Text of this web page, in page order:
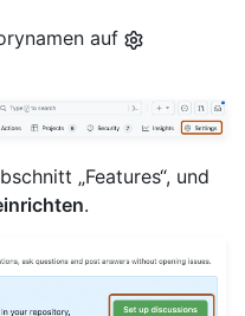
auf
„Features“, und
.